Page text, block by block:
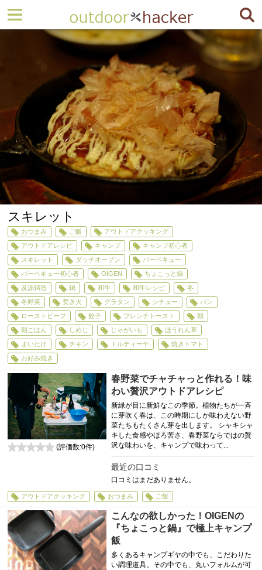
スキレット
おつまみ ご飯
アウトドアクッキング
アウトドアレシピ
キャンプ
キャンプ初心者
スキレット
ダッチオーブン
バーベキュー
バーベキュー初心者
OIGEN
ちょこっと鍋
及源鋳造
鍋 和牛 和牛レシピ
冬
冬野菜
焚き火 グラタン シチュー
パン
ローストビーフ
餃子 フレンチトースト
朝
朝ごはん
しめじ じゃがいも
ほうれん草
まいたけ
チキン トルティーヤ
焼きトマト
お好み焼き
春野菜でチャチャっと作れる！味
わい贅沢アウトドアレシピ
新緑が目に新鮮なこの季節。植物たちが一斉
に芽吹く春は、この時期にしか味わえない野
菜たちもたくさん芽を出します。 シャキシャ
キした食感やほろ苦さ、春野菜ならではの贅
沢な味わいを、キャンプで味わって...
最近の口コミ
口コミはまだありません。
(評価数:0件)
アウトドアクッキング おつまみ ご飯
こんなの欲しかった！OIGENの
『ちょこっと鍋』で極上キャンプ
飯
多くあるキャンプギヤの中でも、こだわりた
い調理道具。その中でも、丸いフォルムが可